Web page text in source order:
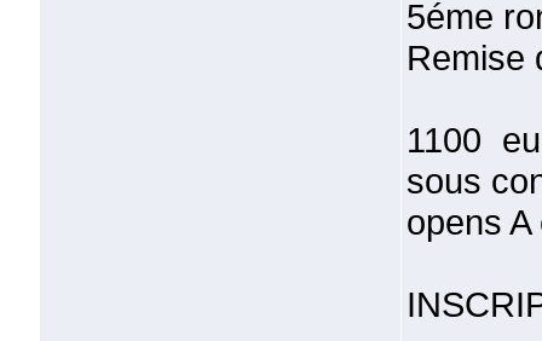
5éme
Remise
1100
sous
opens A